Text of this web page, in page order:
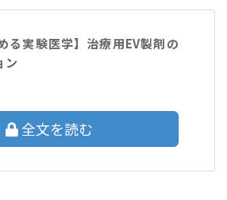
る実験医学】治療用EV製剤の
ン
全文を読む